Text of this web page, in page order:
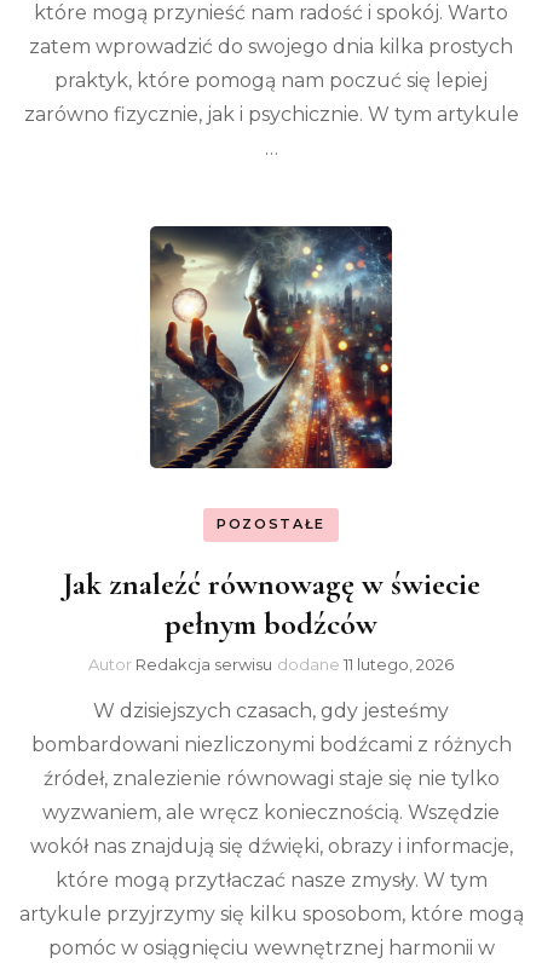
które mogą przynieść nam radość i spokój. Warto
zatem wprowadzić do swojego dnia kilka prostych
praktyk, które pomogą nam poczuć się lepiej
zarówno fizycznie, jak i psychicznie. W tym artykule
…
POZOSTAŁE
Jak znaleźć równowagę w świecie
pełnym bodźców
Autor Redakcja serwisu dodane 11 lutego, 2026
W dzisiejszych czasach, gdy jesteśmy
bombardowani niezliczonymi bodźcami z różnych
źródeł, znalezienie równowagi staje się nie tylko
wyzwaniem, ale wręcz koniecznością. Wszędzie
wokół nas znajdują się dźwięki, obrazy i informacje,
które mogą przytłaczać nasze zmysły. W tym
artykule przyjrzymy się kilku sposobom, które mogą
pomóc w osiągnięciu wewnętrznej harmonii w